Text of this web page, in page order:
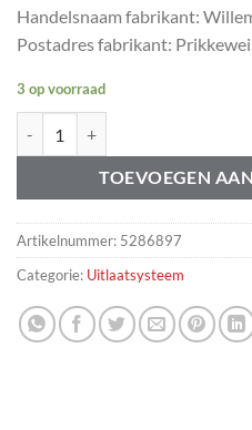
Handelsnaam fabrikant:
Postadres fabrikant:
3 op voorraad
TOEVOEGEN
Artikelnummer: 5286897
Categorie: Uitlaatsysteem